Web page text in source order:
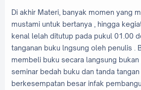
Di akhir Materi, banyak momen yang
mustami untuk bertanya , hingga
kenal lelah ditutup pada pukul 01.00
tanganan buku lngsung oleh penulis .
membeli buku secara langsung
seminar bedah buku dan tanda
berkesempatan besar infak